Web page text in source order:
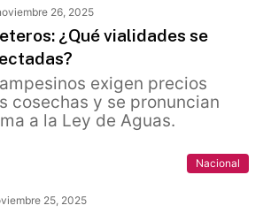
26, 2025
¿Qué vialidades se
exigen precios
cosechas y se pronuncian
a la Ley de Aguas.
Nacional
25, 2025